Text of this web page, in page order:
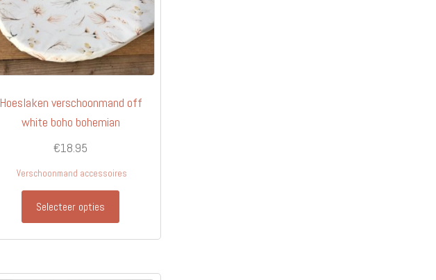
Hoeslaken verschoonmand off
white boho bohemian
€18.95
Verschoonmand accessoires
Selecteer opties